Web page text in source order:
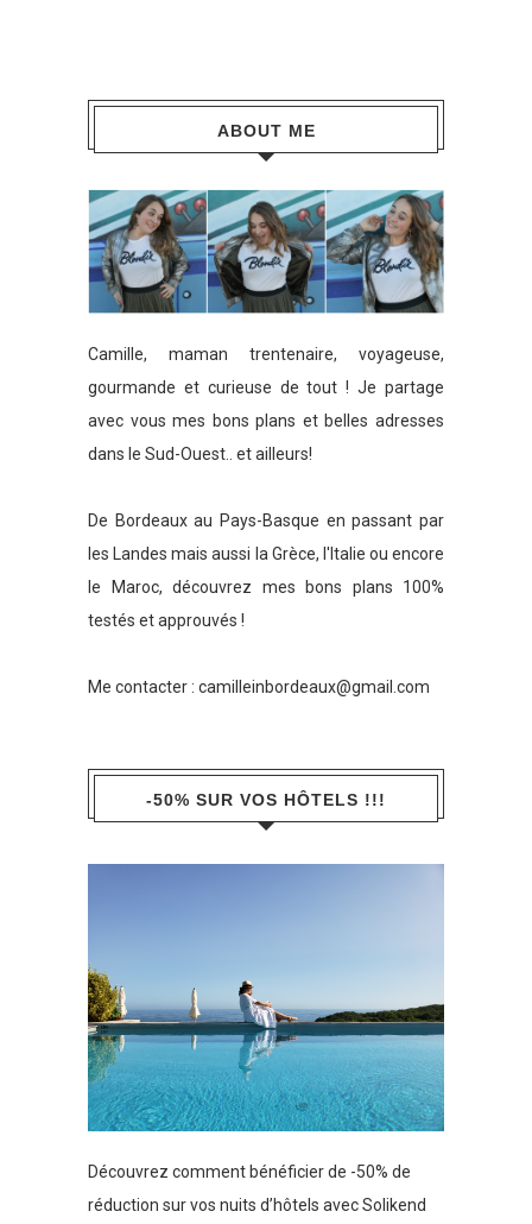
ABOUT ME
Camille, maman trentenaire, voyageuse,
gourmande et curieuse de tout ! Je partage
avec vous mes bons plans et belles adresses
dans le Sud-Ouest.. et ailleurs!
De Bordeaux au Pays-Basque en passant par
les Landes mais aussi la Grèce, l'Italie ou encore
le Maroc, découvrez mes bons plans 100%
testés et approuvés !
Me contacter : camilleinbordeaux@gmail.com
-50% SUR VOS HÔTELS !!!
Découvrez comment bénéficier de -50% de
réduction sur vos nuits d’hôtels avec Solikend